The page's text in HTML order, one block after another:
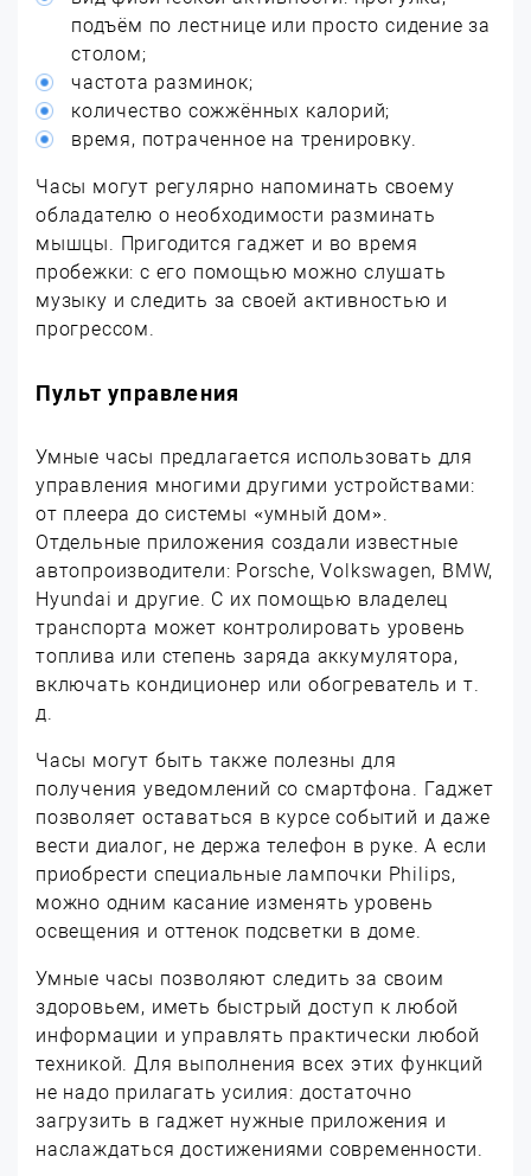
подъём по лестнице или просто сидение за
столом;
частота разминок;
количество сожжённых калорий;
время, потраченное на тренировку.
Часы могут регулярно напоминать своему
обладателю о необходимости разминать
мышцы. Пригодится гаджет и во время
пробежки: с его помощью можно слушать
музыку и следить за своей активностью и
прогрессом.
Пульт управления
Умные часы предлагается использовать для
управления многими другими устройствами:
от плеера до системы «умный дом».
Отдельные приложения создали известные
автопроизводители: Porsche, Volkswagen, BMW,
Hyundai и другие. С их помощью владелец
транспорта может контролировать уровень
топлива или степень заряда аккумулятора,
включать кондиционер или обогреватель и т.
д.
Часы могут быть также полезны для
получения уведомлений со смартфона. Гаджет
позволяет оставаться в курсе событий и даже
вести диалог, не держа телефон в руке. А если
приобрести специальные лампочки Philips,
можно одним касание изменять уровень
освещения и оттенок подсветки в доме.
Умные часы позволяют следить за своим
здоровьем, иметь быстрый доступ к любой
информации и управлять практически любой
техникой. Для выполнения всех этих функций
не надо прилагать усилия: достаточно
загрузить в гаджет нужные приложения и
наслаждаться достижениями современности.